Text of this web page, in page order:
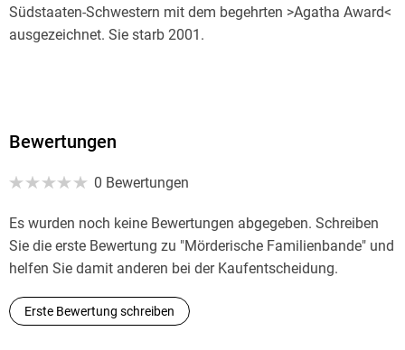
Südstaaten-Schwestern mit dem begehrten >Agatha Award<
ausgezeichnet. Sie starb 2001.
Bewertungen
0 Bewertungen
Es wurden noch keine Bewertungen abgegeben. Schreiben
Sie die erste Bewertung zu "Mörderische Familienbande" und
helfen Sie damit anderen bei der Kaufentscheidung.
Erste Bewertung schreiben